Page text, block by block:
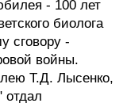
- 100 лет
биолога
сговоpу -
войны.
Т.Д. Лысенко,
отдал